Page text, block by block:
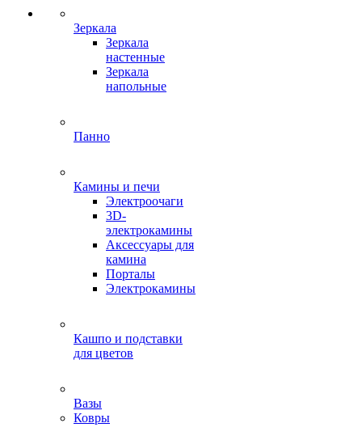
Зеркала
Зеркала
настенные
Зеркала
напольные
Панно
Камины и печи
Электроочаги
3D-
электрокамины
Аксессуары для
камина
Порталы
Электрокамины
Кашпо и подставки
для цветов
Вазы
Ковры